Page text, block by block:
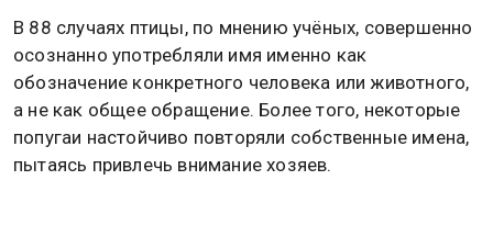
В 88 случаях птицы, по мнению учёных, совершенно
осознанно употребляли имя именно как
обозначение конкретного человека или животного,
а не как общее обращение. Более того, некоторые
попугаи настойчиво повторяли собственные имена,
пытаясь привлечь внимание хозяев.